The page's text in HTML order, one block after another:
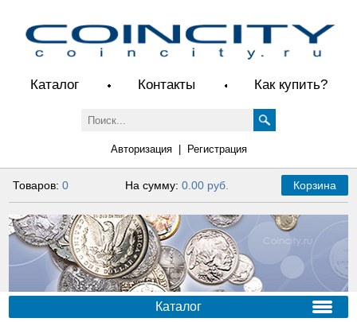
Каталог Контакты Как купить?
Авторизация| Регистрация
Товаров:0 На сумму: 0.00 руб. Корзина
Каталог